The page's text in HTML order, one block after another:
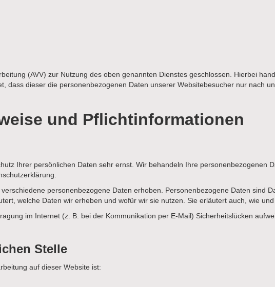
(AVV) zur Nutzung des oben genannten Dienstes geschlossen. Hierbei
dass dieser die personenbezogenen Daten unserer Websitebesucher nur nach
und Pflicht­informationen
Ihrer persönlichen Daten sehr ernst. Wir behandeln Ihre personenbezogenen
personenbezogene Daten erhoben. Personenbezogene Daten sind
welche Daten wir erheben und wofür wir sie nutzen. Sie erläutert auch, wie
im Internet (z. B. bei der Kommunikation per E-Mail) Sicherheitslücken
Stelle
auf dieser Website ist: